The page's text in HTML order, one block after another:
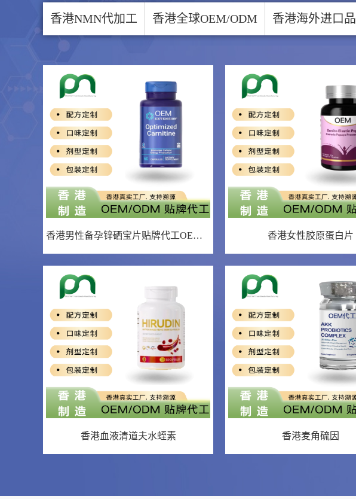
香港NMN代加工 香港全球OEM/ODM 香港海外进口
香港男性备孕锌硒宝片贴牌代工OEM/ODM 香港女性胶原蛋白片
香港血液清道夫水蛭素 香港麦角硫因